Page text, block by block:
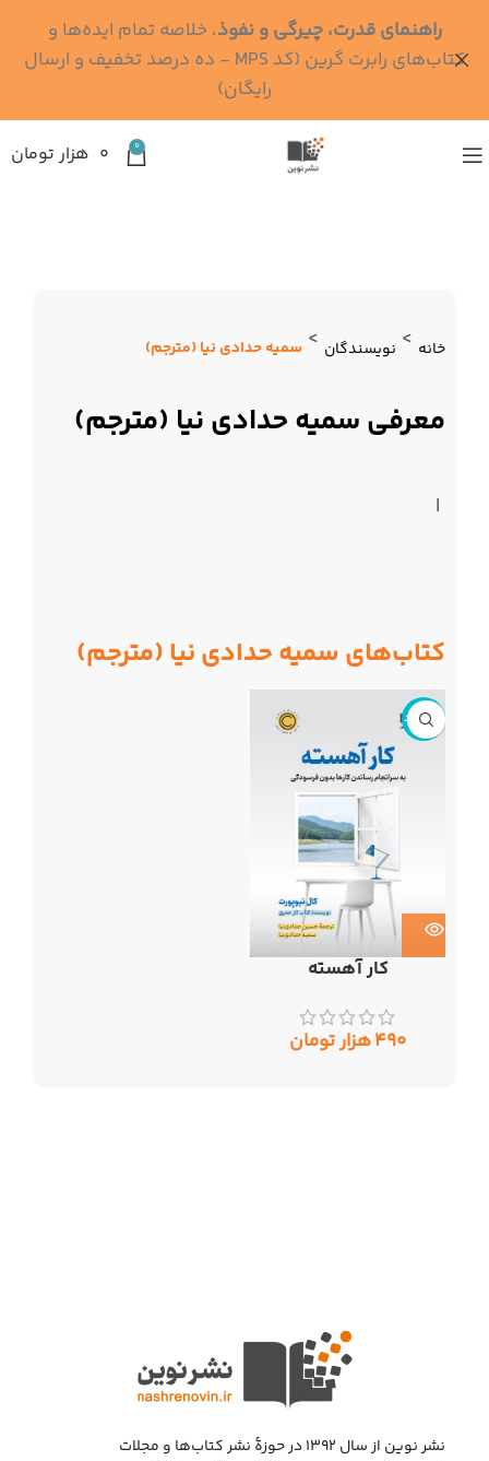
0 ۰ هزار تومان
خانه > نویسندگان > سمیه حدادی نیا (مترجم)
معرفی سمیه حدادی نیا (مترجم)
|
کتاب‌های سمیه حدادی نیا (مترجم)
ناموجود
کار آهسته
۴۹۰هزار تومان
نشر نوین از سال ۱۳۹۲ در حوزهٔ نشر کتاب‌ها و مجلات
راهنمای قدرت، چیرگی و نفوذ، خلاصه تمام ایده‌ها و
کتاب‌های رابرت گرین (کد MPS - ده درصد تخفیف و ارسال
رایگان)